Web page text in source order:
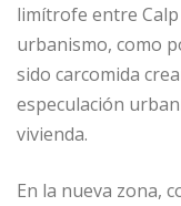
limítrofe entre
urbanismo, como
sido carcomida
especulación
vivienda.
En la nueva zona,